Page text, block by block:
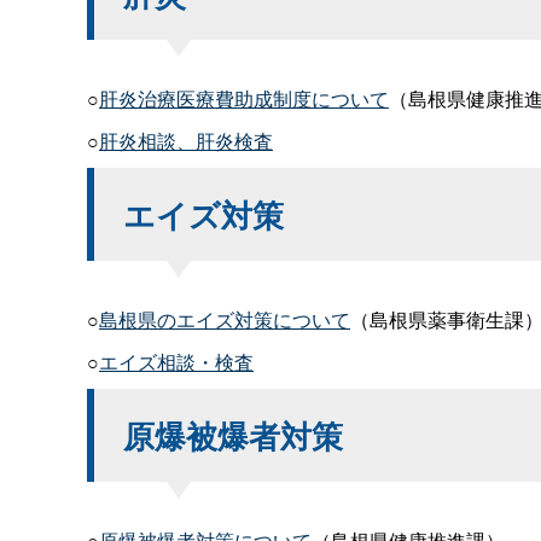
○肝炎治療医療費助成制度について （島根県健康推
○肝炎相談、肝炎検査
エイズ対策
○島根県のエイズ対策について （島根県薬事衛生課）
○エイズ相談・検査
原爆被爆者対策